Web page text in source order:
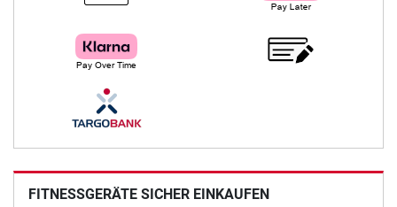
FITNESSGERÄTE SICHER EINKAUFEN